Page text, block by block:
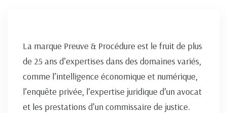
La marque Preuve & Procédure est le fruit de plus
de 25 ans d’expertises dans des domaines variés,
comme l’intelligence économique et numérique,
l’enquête privée, l’expertise juridique d’un avocat
et les prestations d’un commissaire de justice.